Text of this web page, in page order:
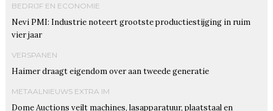
BEDRIJF EN ECONOMIE
Nevi PMI: Industrie noteert grootste productiestijging in ruim
vier jaar
VERSPANEN
Haimer draagt eigendom over aan tweede generatie
METAALNIEUWS EXTRA IM
Dome Auctions veilt machines, lasapparatuur, plaatstaal en